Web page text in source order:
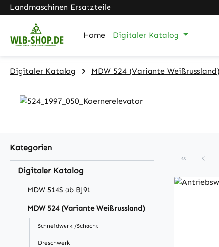
Hauptinhalt springen
Zur Suche springen
Zur Hauptnavigation springen
Landmaschinen Ersatzteile
Home Digitaler Katalog
Digitaler Katalog MDW 524 (Variante Weißrussland)
Kategorien
Digitaler Katalog
MDW 514S ab BJ91
MDW 524 (Variante Weißrussland)
Schneidwerk /Schacht
Dreschwerk